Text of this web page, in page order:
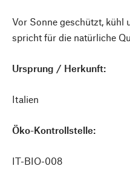
Vor Sonne geschützt, kühl
spricht für die natürliche
Ursprung / Herkunft:
Italien
Öko-Kontrollstelle:
IT-BIO-008